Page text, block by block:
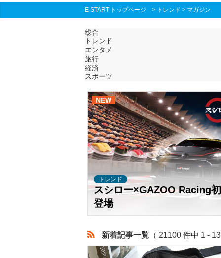
E START トップページ > トレンド > マガジン
総合
トレンド
エンタメ
旅行
経済
スポーツ
NEW
トレンド
スシロー×GAZOO Racing
登場
新着記事一覧 （ 21100 件中 1 -